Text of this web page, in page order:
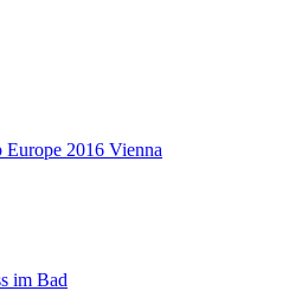
Europe 2016 Vienna
im Bad